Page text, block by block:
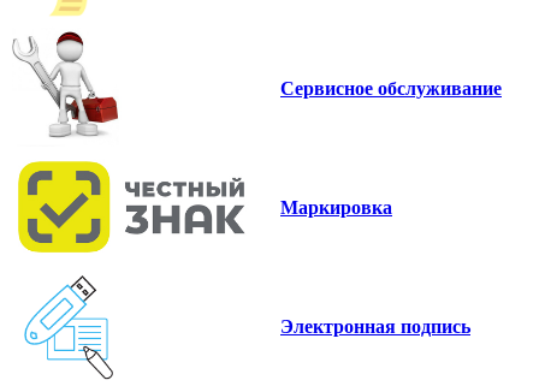
Сервисное обслуживание
Маркировка
Электронная подпись